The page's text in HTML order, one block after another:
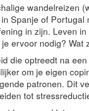
wandelreizen
in Spanje of
in zijn. Leven
ervoor nodig? Wat
die optreedt na
om je eigen
patronen. Dit
tot